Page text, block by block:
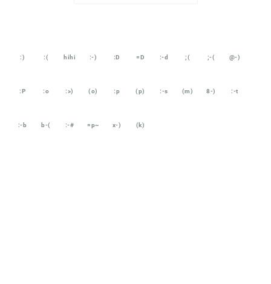
:) :( hihi :-) :D =D :-d ;( ;-( @-)
:P :o :>) (o) :p (p) :-s (m) 8-) :-t
:-b b-( :-# =p~ x-) (k)